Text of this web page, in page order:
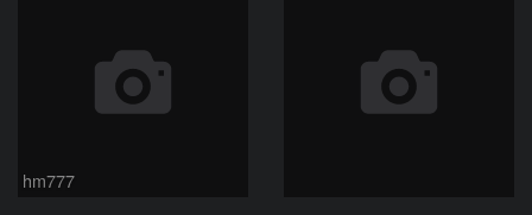
hm777